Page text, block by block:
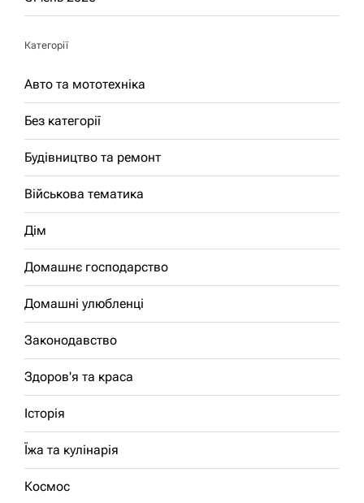
Категорії
Авто та мототехніка
Без категорії
Будівництво та ремонт
Військова тематика
Дім
Домашнє господарство
Домашні улюбленці
Законодавство
Здоров'я та краса
Історія
Їжа та кулінарія
Космос